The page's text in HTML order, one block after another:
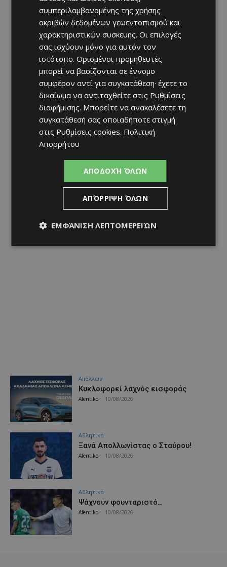
Απόλλων
Κυκλοφορεί λαχνός εισφοράς
Afentiko 10/08/2026
Αθλητικά
Ξανά Απολλωνίστας ο Σταύρου!
Afentiko 10/08/2026
Αθλητικά
Ψάχνουν φουνταριστό…
Afentiko 10/08/2026
συμπεριλαμβανομένης της χρήσης
ακριβών δεδομένων γεωεντοπισμού και
χαρακτηριστικών συσκευής. Οι επιλογές
σας ισχύουν μόνο για αυτόν τον
ιστότοπο. Ορισμένοι προμηθευτές
μπορεί να βασίζονται σε έννομο
συμφέρον αντί για συγκατάθεση· έχετε το
δικαίωμα να αντιταχθείτε στις Ρυθμίσεις
διαφήμισης. Μπορείτε να ανακαλέσετε τη
συγκατάθεσή σας οποιαδήποτε στιγμή
στις Ρυθμίσεις cookies. Πολιτική
Απορρήτου
ΑΠΟΔΟΧΉ ΌΛΩΝ
ΑΠΌΡΡΙΨΗ ΌΛΩΝ
ΕΜΦΆΝΙΣΗ ΛΕΠΤΟΜΕΡΕΙΏΝ